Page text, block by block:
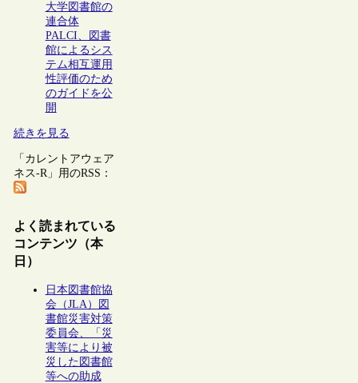
大学図書館の
連合体
PALCI、図書
館によるシス
テム相互運用
性評価のため
のガイドを公
開
続きを見る
「カレントアウェア
ネス-R」用のRSS：
よく読まれている
コンテンツ（本
日）
日本図書館協
会（JLA）図
書館災害対策
委員会、「災
害等により被
災した図書館
等への助成